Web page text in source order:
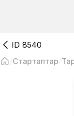
ID 8540
Стартаптар